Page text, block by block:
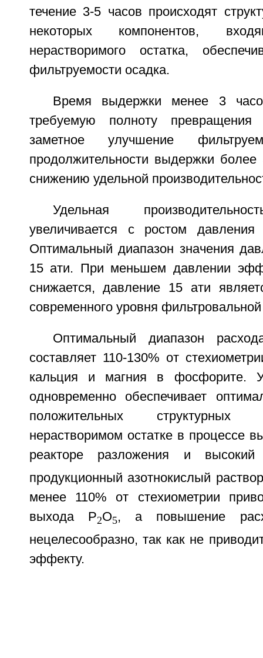
течение 3-5 часов происходят
некоторых компонентов,
нерастворимого остатка,
фильтруемости осадка.
Время выдержки менее 3
требуемую полноту превращения
заметное улучшение
продолжительности выдержки
снижению удельной
Удельная
увеличивается с ростом
Оптимальный диапазон значения
15 ати. При меньшем давлении
снижается, давление 15 ати
современного уровня фильтровальной
Оптимальный диапазон
составляет 110-130% от
кальция и магния в фосфорите.
одновременно обеспечивает
положительных
нерастворимом остатке в процессе
реакторе разложения и
продукционный азотнокислый
менее 110% от стехиометрии
выхода P2O5, а повышение
нецелесообразно, так как не
эффекту.